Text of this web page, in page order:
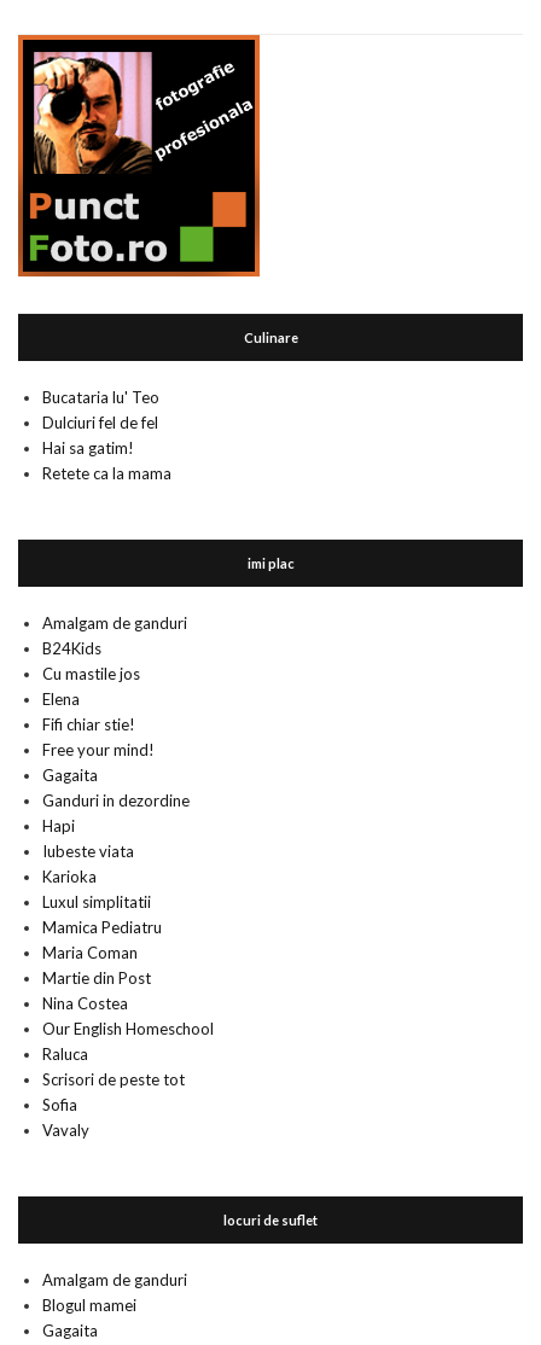
Culinare
Bucataria lu' Teo
Dulciuri fel de fel
Hai sa gatim!
Retete ca la mama
imi plac
Amalgam de ganduri
B24Kids
Cu mastile jos
Elena
Fifi chiar stie!
Free your mind!
Gagaita
Ganduri in dezordine
Hapi
Iubeste viata
Karioka
Luxul simplitatii
Mamica Pediatru
Maria Coman
Martie din Post
Nina Costea
Our English Homeschool
Raluca
Scrisori de peste tot
Sofia
Vavaly
locuri de suflet
Amalgam de ganduri
Blogul mamei
Gagaita